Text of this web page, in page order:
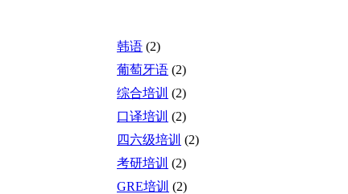
韩语 (2)
葡萄牙语 (2)
综合培训 (2)
口译培训 (2)
四六级培训 (2)
考研培训 (2)
GRE培训 (2)